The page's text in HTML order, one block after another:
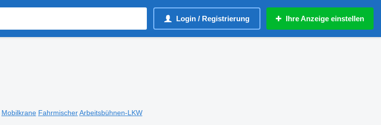
Login / Registrierung Ihre Anzeige einstellen
Mobilkrane Fahrmischer Arbeitsbühnen-LKW